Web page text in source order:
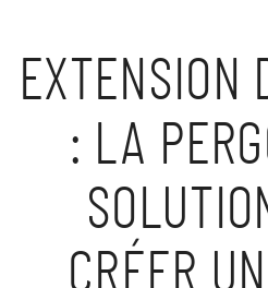
EXTENSION
: LA
CRÉER